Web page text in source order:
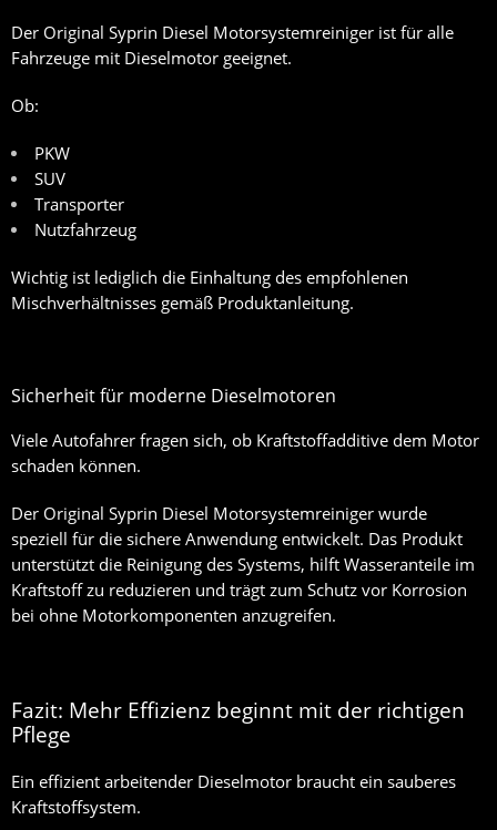
Der Original Syprin Diesel Motorsystemreiniger ist für alle
Fahrzeuge mit Dieselmotor geeignet.
Ob:
PKW
SUV
Transporter
Nutzfahrzeug
Wichtig ist lediglich die Einhaltung des empfohlenen
Mischverhältnisses gemäß Produktanleitung.
Sicherheit für moderne Dieselmotoren
Viele Autofahrer fragen sich, ob Kraftstoffadditive dem Motor
schaden können.
Der Original Syprin Diesel Motorsystemreiniger wurde
speziell für die sichere Anwendung entwickelt. Das Produkt
unterstützt die Reinigung des Systems, hilft Wasseranteile im
Kraftstoff zu reduzieren und trägt zum Schutz vor Korrosion
bei ohne Motorkomponenten anzugreifen.
Fazit: Mehr Effizienz beginnt mit der richtigen
Pflege
Ein effizient arbeitender Dieselmotor braucht ein sauberes
Kraftstoffsystem.